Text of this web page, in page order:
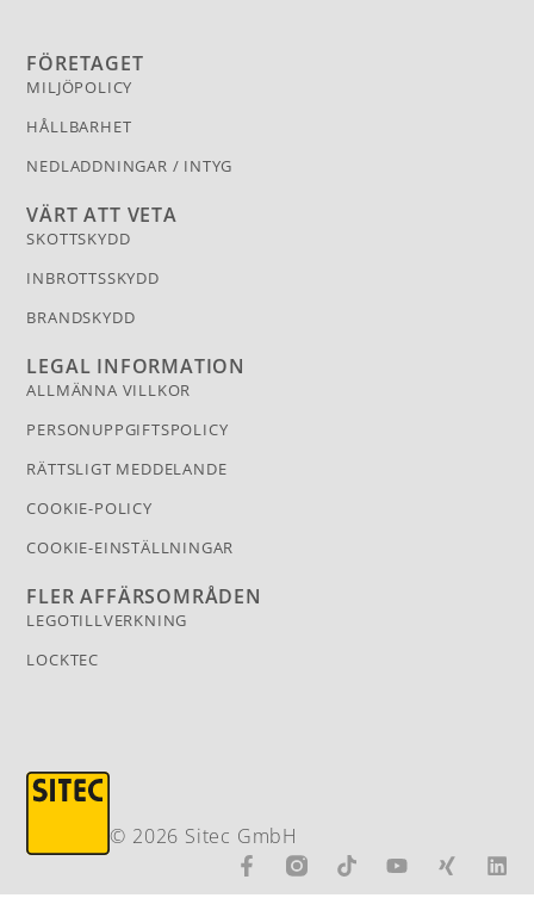
FÖRETAGET
MILJÖPOLICY
HÅLLBARHET
NEDLADDNINGAR / INTYG
VÄRT ATT VETA
SKOTTSKYDD
INBROTTSSKYDD
BRANDSKYDD
LEGAL INFORMATION
ALLMÄNNA VILLKOR
PERSONUPPGIFTSPOLICY
RÄTTSLIGT MEDDELANDE
COOKIE-POLICY
COOKIE-EINSTÄLLNINGAR
FLER AFFÄRSOMRÅDEN
LEGOTILLVERKNING
LOCKTEC
© 2026 Sitec GmbH